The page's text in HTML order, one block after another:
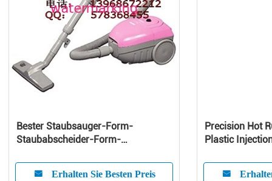
Bester Staubsauger-Form-
Staubabscheider-Form-
Erhalten Sie Besten Preis
Precision Hot
Plastic